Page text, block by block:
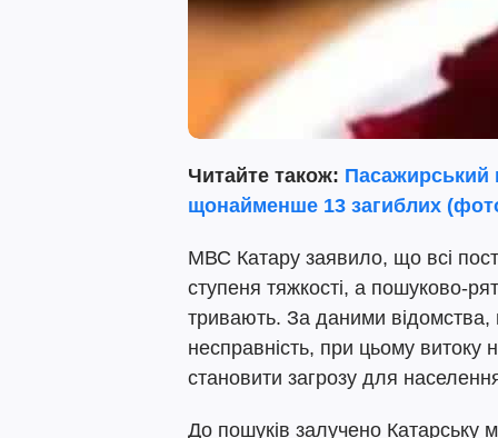
Читайте також: Пасажирський
щонайменше 13 загиблих
МВС Катару заявило, що всі
ступеня тяжкості, а пошуково-
тривають. За даними відомства,
несправність, при цьому витоку
становити загрозу для
До пошуків залучено Катарську